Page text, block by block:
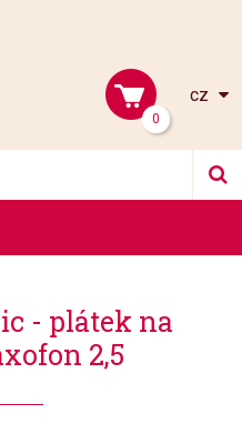
0
cz
- plátek na
2,5